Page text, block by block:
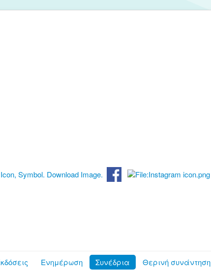
Ενημέρωση Συνέδρια Θερινή συνάντηση